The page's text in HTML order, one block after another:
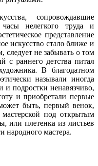
сопровождавшие
нелегкого труда и
представление
искусство стало ближе и
не забывать о том
с раннего детства питал
В благодатном
называли иногда
подростки ненавязчиво,
и приобретали первые
быть, первый венок,
под открытым
или плетенка из листьев
народного мастера.